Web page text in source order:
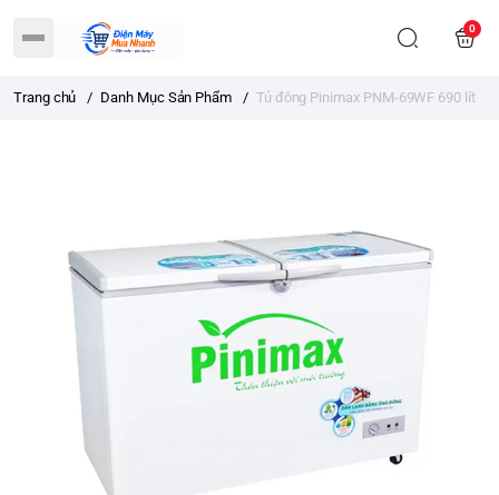
0
Trang chủ / Danh Mục Sản Phẩm / Tủ đông Pinimax PNM-69WF 690 lít